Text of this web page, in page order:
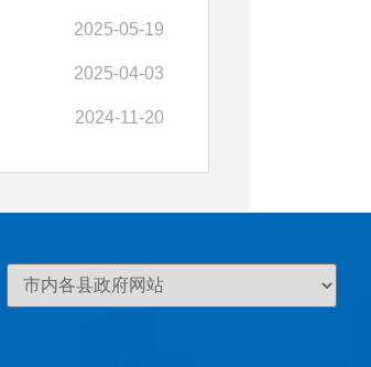
2025-05-19
2025-04-03
2024-11-20